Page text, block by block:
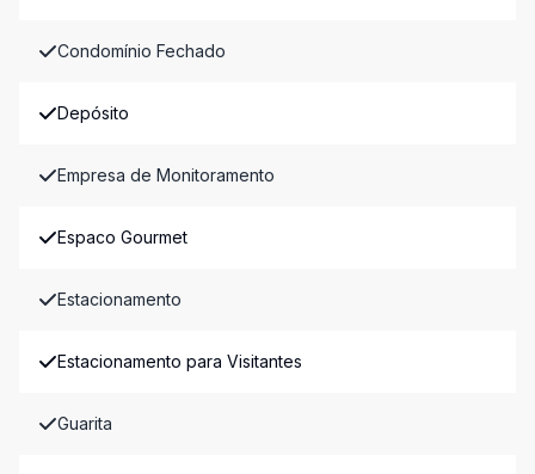
Condomínio Fechado
Depósito
Empresa de Monitoramento
Espaco Gourmet
Estacionamento
Estacionamento para Visitantes
Guarita